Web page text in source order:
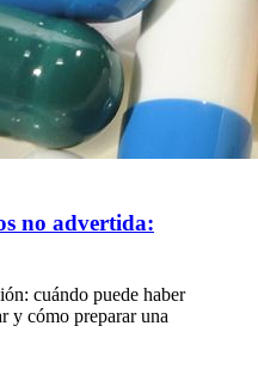
no advertida:
cuándo puede haber
y cómo preparar una